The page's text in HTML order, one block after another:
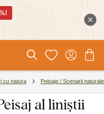
cu natura Peisaje / Scenarii naturale
al liniștii